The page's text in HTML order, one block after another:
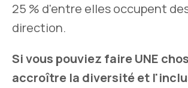
25 % d'entre elles occupent
direction.
Si vous pouviez faire UNE
accroître la diversité et